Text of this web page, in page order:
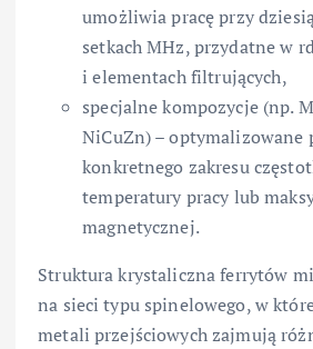
umożliwia pracę przy
setkach MHz, przydatne w
i elementach filtrujących,
specjalne kompozycje (np.
NiCuZn) – optymalizowane
konkretnego zakresu
temperatury pracy lub
magnetycznej.
Struktura krystaliczna ferrytów
na sieci typu spinelowego, w
metali przejściowych zajmują